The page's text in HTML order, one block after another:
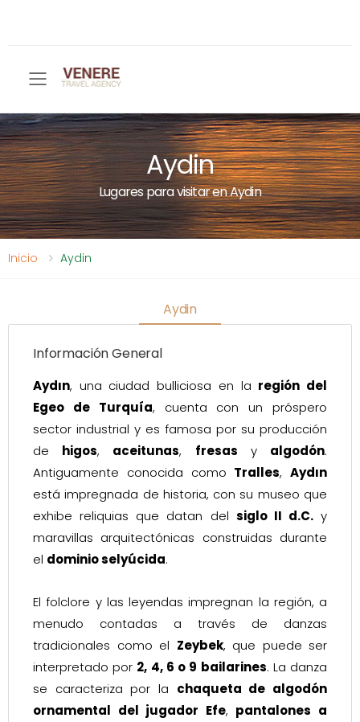
Toggle mobile menu
Aydin
Lugares para visitar en Aydin
Inicio Aydin
Aydin
Información General
Aydın, una ciudad bulliciosa en la región del
Egeo de Turquía, cuenta con un próspero
sector industrial y es famosa por su producción
de higos, aceitunas, fresas y algodón.
Antiguamente conocida como Tralles, Aydın
está impregnada de historia, con su museo que
exhibe reliquias que datan del siglo II d.C.y
maravillas arquitectónicas construidas durante
el dominio selyúcida.
El folclore y las leyendas impregnan la región, a
menudo contadas a través de danzas
tradicionales como el Zeybek, que puede ser
interpretado por 2, 4, 6 o 9 bailarines. La danza
se caracteriza por la chaqueta de algodón
ornamental del jugador Efe, pantalones a